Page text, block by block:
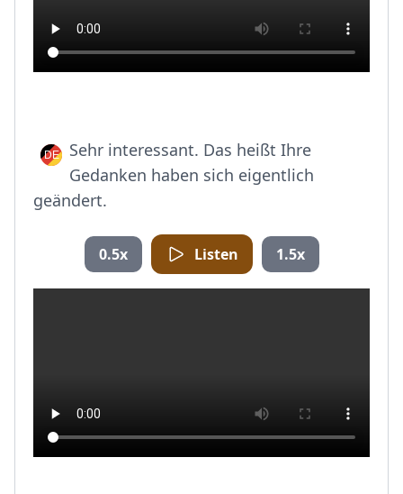
Sehr interessant. Das heißt Ihre
Gedanken haben sich eigentlich
geändert.
0.5x Listen 1.5x